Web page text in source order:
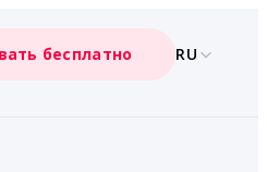
бесплатно RU